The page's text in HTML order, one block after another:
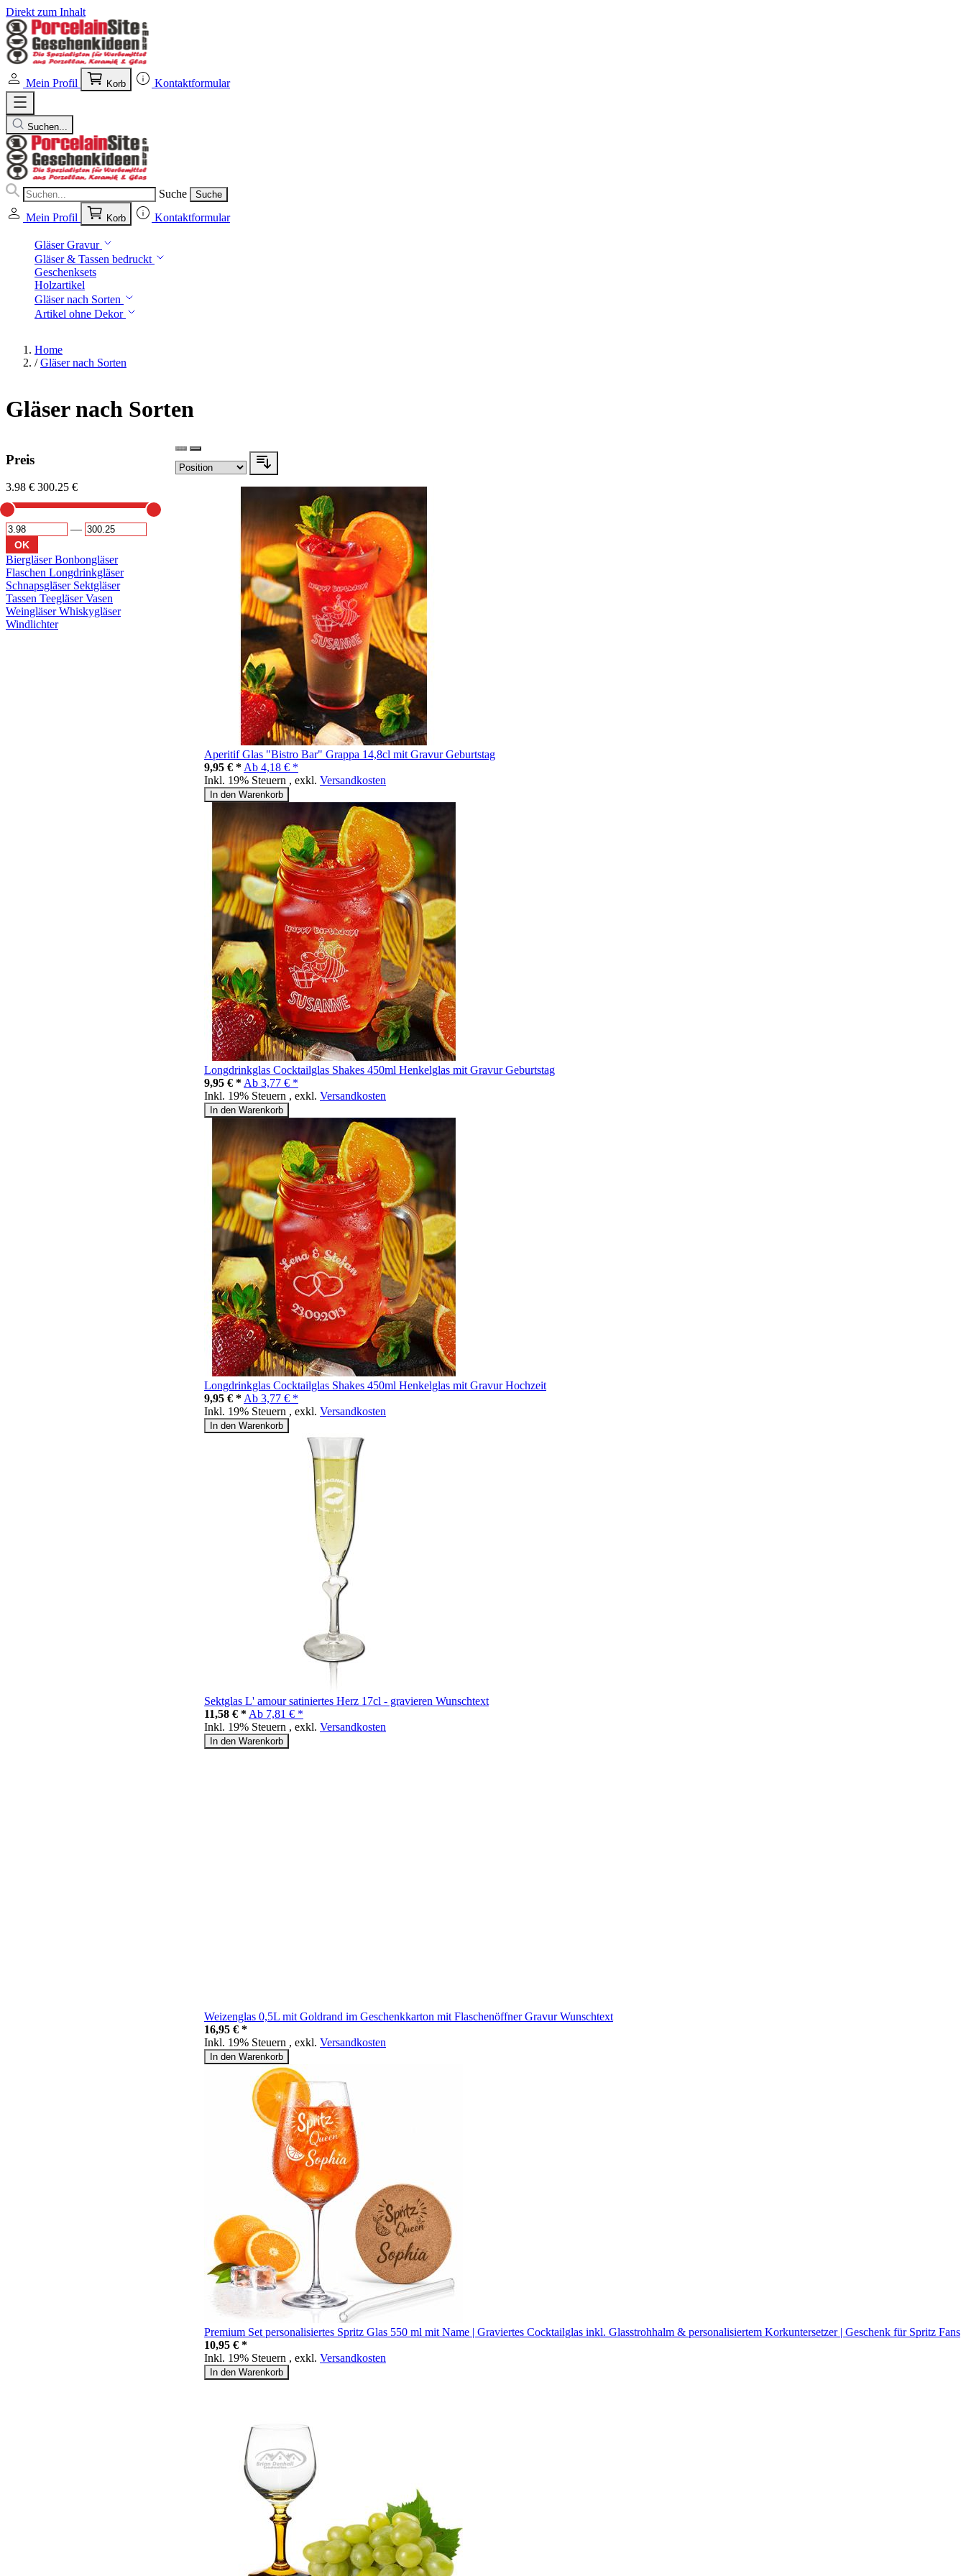
Direkt zum Inhalt
Mein Profil Korb Kontaktformular
Suchen...
Suche Suche
Mein Profil Korb Kontaktformular
Gläser Gravur
Gläser & Tassen bedruckt
Geschenksets
Holzartikel
Gläser nach Sorten
Artikel ohne Dekor
Home
/ Gläser nach Sorten
Gläser nach Sorten
Preis
3.98 € 300.25 €
—
OK
BiergläserBonbongläser
Flaschen Longdrinkgläser
Schnapsgläser Sektgläser
Tassen TeegläserVasen
WeingläserWhiskygläser
Windlichter
Aperitif Glas "Bistro Bar" Grappa 14,8cl mit Gravur Geburtstag
9,95 € * Ab 4,18 € *
Inkl. 19% Steuern , exkl. Versandkosten
In den Warenkorb
Longdrinkglas Cocktailglas Shakes 450ml Henkelglas mit Gravur Geburtstag
9,95 € * Ab 3,77 € *
Inkl. 19% Steuern , exkl. Versandkosten
In den Warenkorb
Longdrinkglas Cocktailglas Shakes 450ml Henkelglas mit Gravur Hochzeit
9,95 € * Ab 3,77 € *
Inkl. 19% Steuern , exkl. Versandkosten
In den Warenkorb
Sektglas L' amour satiniertes Herz 17cl - gravieren Wunschtext
11,58 € * Ab 7,81 € *
Inkl. 19% Steuern , exkl. Versandkosten
In den Warenkorb
Weizenglas 0,5L mit Goldrand im Geschenkkarton mit Flaschenöffner Gravur Wunschtext
16,95 € *
Inkl. 19% Steuern , exkl. Versandkosten
In den Warenkorb
Premium Set personalisiertes Spritz Glas 550 ml mit Name | Graviertes Cocktailglas inkl. Glasstrohhalm & personalisiertem Korkuntersetzer | Geschenk für Spritz Fans
10,95 € *
Inkl. 19% Steuern , exkl. Versandkosten
In den Warenkorb